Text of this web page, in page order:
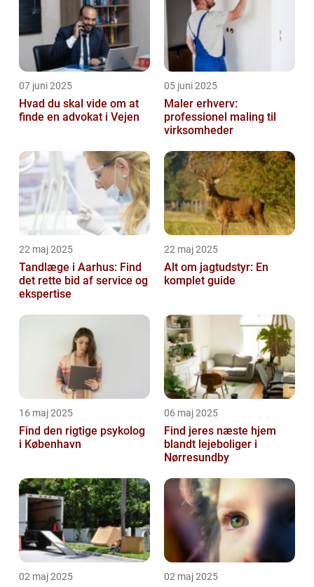
07 juni 2025
Hvad du skal vide om at
finde en advokat i Vejen
05 juni 2025
Maler erhverv:
professionel maling til
virksomheder
22 maj 2025
Tandlæge i Aarhus: Find
det rette bid af service og
ekspertise
22 maj 2025
Alt om jagtudstyr: En
komplet guide
16 maj 2025
Find den rigtige psykolog
i København
06 maj 2025
Find jeres næste hjem
blandt lejeboliger i
Nørresundby
02 maj 2025 02 maj 2025